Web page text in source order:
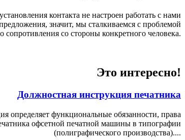
контакта не настроен работать с нами
значит, мы сталкиваемся с проблемой
сопротивления со стороны конкретного человека.
Это интересно!
Должностная инструкция печатника
определяет функциональные обязанности, права
офсетной печатной машины в типографии
(полиграфического производства)....